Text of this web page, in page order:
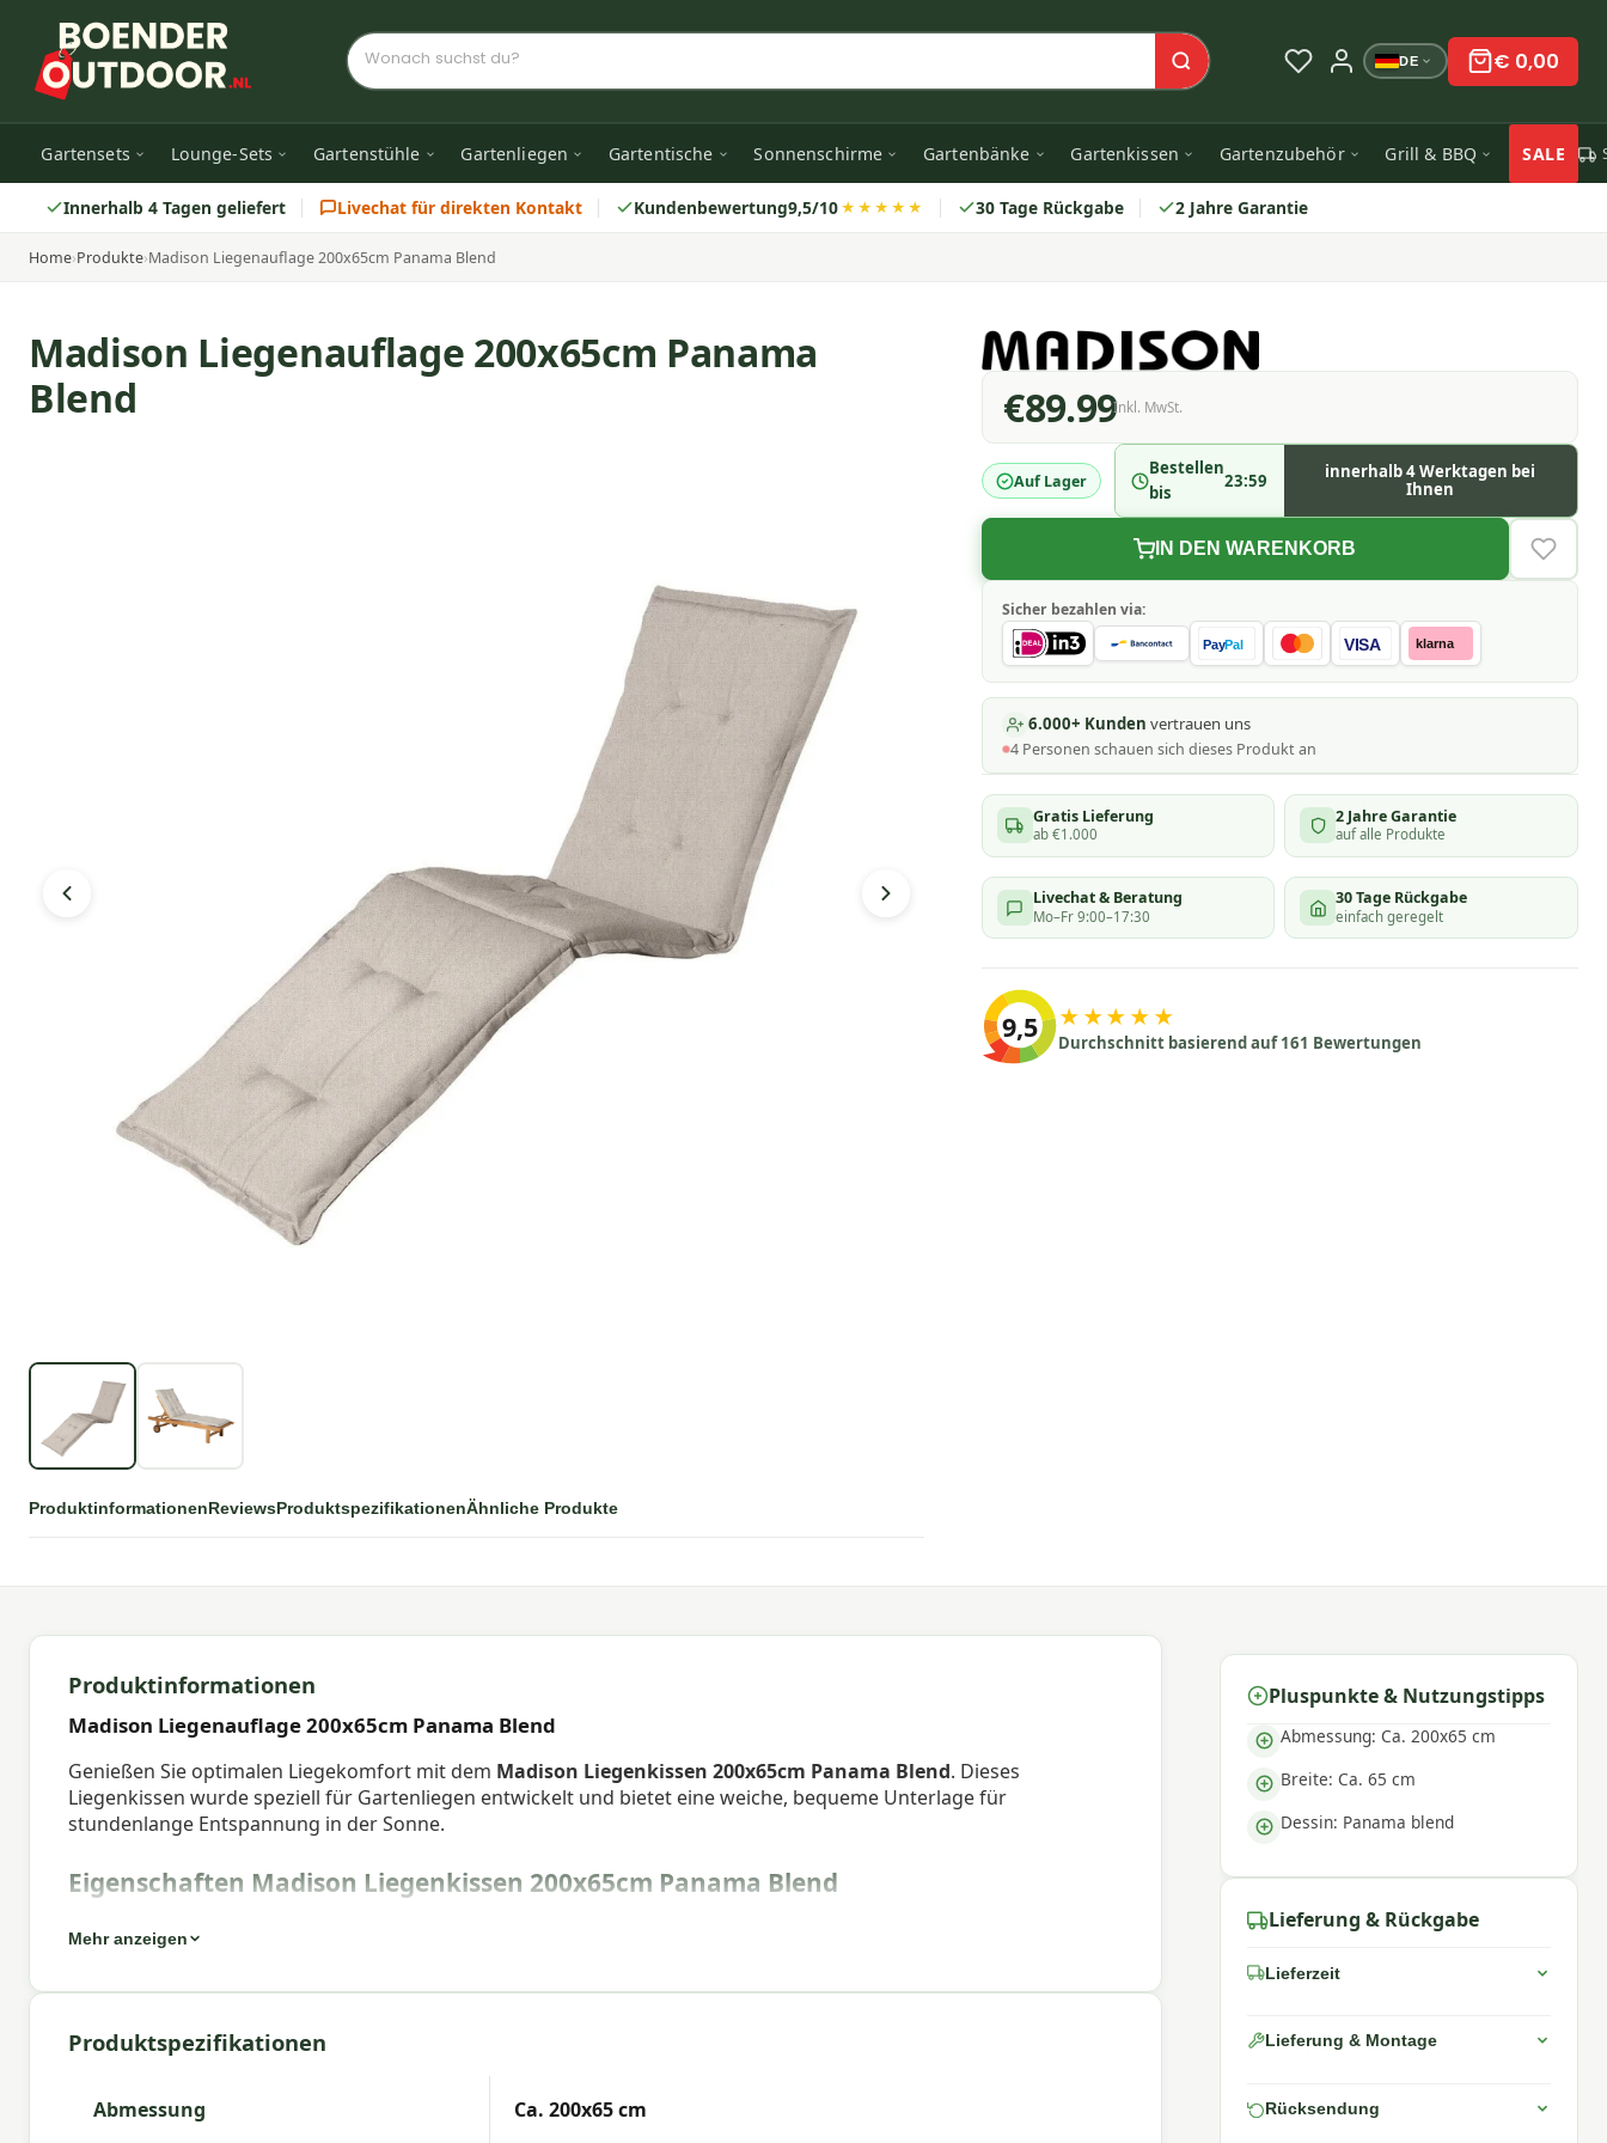
DE € 0,00
Gartensets Lounge-Sets Gartenstühle Gartenliegen Gartentische Sonnenschirme Gartenbänke Gartenkissen Gartenzubehör Grill & BBQ SALE
Innerhalb 4 Tagen geliefert Livechat für direkten Kontakt Kundenbewertung9,5/10★★★★★ 30 Tage Rückgabe 2 Jahre Garantie
Home›Produkte›Madison Liegenauflage 200x65cm Panama Blend
Madison Liegenauflage 200x65cm Panama
Blend
ProduktinformationenReviewsProduktspezifikationenÄhnliche Produkte
€89.99Inkl. MwSt.
Auf Lager
Bestellen
bis
23:59
innerhalb 4 Werktagen bei
Ihnen
IN DEN WARENKORB
Sicher bezahlen via:
PayPal VISA klarna
6.000+ Kunden vertrauen uns
4 Personen schauen sich dieses Produkt an
Gratis Lieferung
ab €1.000
2 Jahre Garantie
auf alle Produkte
Livechat & Beratung
Mo–Fr 9:00–17:30
30 Tage Rückgabe
einfach geregelt
9,5 ★★★★★
Durchschnitt basierend auf 161 Bewertungen
Produktinformationen
Madison Liegenauflage 200x65cm Panama Blend
Genießen Sie optimalen Liegekomfort mit dem Madison Liegenkissen 200x65cm Panama Blend. Dieses
Liegenkissen wurde speziell für Gartenliegen entwickelt und bietet eine weiche, bequeme Unterlage für
stundenlange Entspannung in der Sonne.
Eigenschaften Madison Liegenkissen 200x65cm Panama Blend
Farbe:blend
Abmessung:Ca. 200x65 cm
Mehr anzeigen
Produktspezifikationen
Abmessung Ca. 200x65 cm
Pluspunkte & Nutzungstipps
Abmessung: Ca. 200x65 cm
Breite: Ca. 65 cm
Dessin: Panama blend
Lieferung & Rückgabe
Lieferzeit
Lieferung & Montage
Rücksendung